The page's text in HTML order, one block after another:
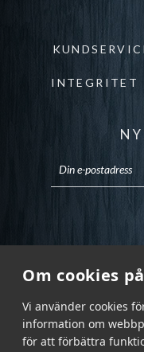
Om cookies
Vi använder cookies
information om
för att förbättra
INTEGRITET